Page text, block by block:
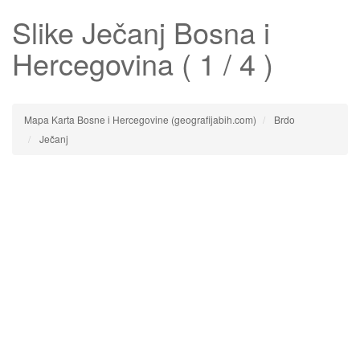
Slike Ječanj Bosna i
Hercegovina ( 1 / 4 )
Mapa Karta Bosne i Hercegovine (geografijabih.com)
Brdo
Ječanj